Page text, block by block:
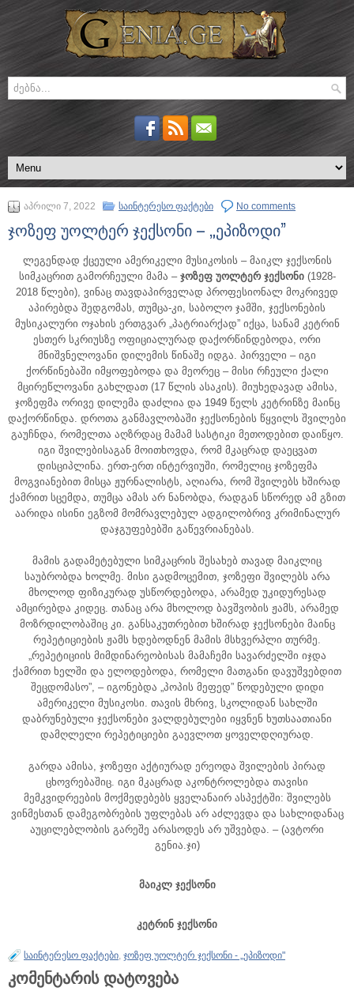
აპრილი 7, 2022 საინტერესო ფაქტები No comments
ჯოზეფ უოლტერ ჯექსონი – „ეპიზოდი”
ლეგენდად ქცეული ამერიკელი მუსიკოსის – მაიკლ ჯექსონის
სიმკაცრით გამორჩეული მამა – ჯოზეფ უოლტერ ჯექსონი(1928-
2018 წლები), ვინაც თავდაპირველად პროფესიონალ მოკრივედ
აპირებდა შედგომას, თუმცა-კი, საბოლო ჯამში, ჯექსონების
მუსიკალური ოჯახის ერთგვარ „პატრიარქად” იქცა, სანამ კეტრინ
ესთერ სკრიუსზე ოფიციალურად დაქორწინდებოდა, ორი
მნიშვნელოვანი დილემის წინაშე იდგა. პირველი – იგი
ქორწინებაში იმყოფებოდა და მეორეც – მისი რჩეული ქალი
მცირეწლოვანი გახლდათ (17 წლის ასაკის). მიუხედავად ამისა,
ჯოზეფმა ორივე დილემა დაძლია და 1949 წელს კეტრინზე მაინც
დაქორწინდა. დროთა განმავლობაში ჯექსონების წყვილს შვილები
გაუჩნდა, რომელთა აღზრდაც მამამ სასტიკი მეთოდებით დაიწყო.
იგი შვილებისაგან მოითხოვდა, რომ მკაცრად დაეცვათ
დისციპლინა. ერთ-ერთ ინტერვიუში, რომელიც ჯოზეფმა
მოგვიანებით მისცა ჟურნალისტს, აღიარა, რომ შვილებს ხშირად
ქამრით სცემდა, თუმცა ამას არ ნანობდა, რადგან სწორედ ამ გზით
აარიდა ისინი ეგზომ მომრავლებულ ადგილობრივ კრიმინალურ
დაჯგუფებებში გაწევრიანებას.
მამის გადამეტებული სიმკაცრის შესახებ თავად მაიკლიც
საუბრობდა ხოლმე. მისი გადმოცემით, ჯოზეფი შვილებს არა
მხოლოდ ფიზიკურად უსწორდებოდა, არამედ უკიდურესად
ამცირებდა კიდეც. თანაც არა მხოლოდ ბავშვობის ჟამს, არამედ
მოზრდილობაშიც კი. განსაკუთრებით ხშირად ჯექსონები მაინც
რეპეტიციების ჟამს ხდებოდნენ მამის მსხვერპლი თურმე.
„რეპეტიციის მიმდინარეობისას მამაჩემი სავარძელში იჯდა
ქამრით ხელში და ელოდებოდა, რომელი მათგანი დავუშვებდით
შეცდომასო”, – იგონებდა „პოპის მეფედ” წოდებული დიდი
ამერიკელი მუსიკოსი. თავის მხრივ, სკოლიდან სახლში
დაბრუნებული ჯექსონები ვალდებულები იყვნენ ხუთსაათიანი
დამღლელი რეპეტიციები გაევლოთ ყოველდღიურად.
გარდა ამისა, ჯოზეფი აქტიურად ერეოდა შვილების პირად
ცხოვრებაშიც. იგი მკაცრად აკონტროლებდა თავისი
მემკვიდრეების მოქმედებებს ყველანაირ ასპექტში: შვილებს
ვინმესთან დამეგობრების უფლებას არ აძლევდა და სახლიდანაც
აუცილებლობის გარეშე არასოდეს არ უშვებდა. – (ავტორი
გენია.ჯი)
მაიკლ ჯექსონი
კეტრინ ჯექსონი
საინტერესო ფაქტები, ჯოზეფ უოლტერ ჯექსონი - „ეპიზოდი"
კომენტარის დატოვება